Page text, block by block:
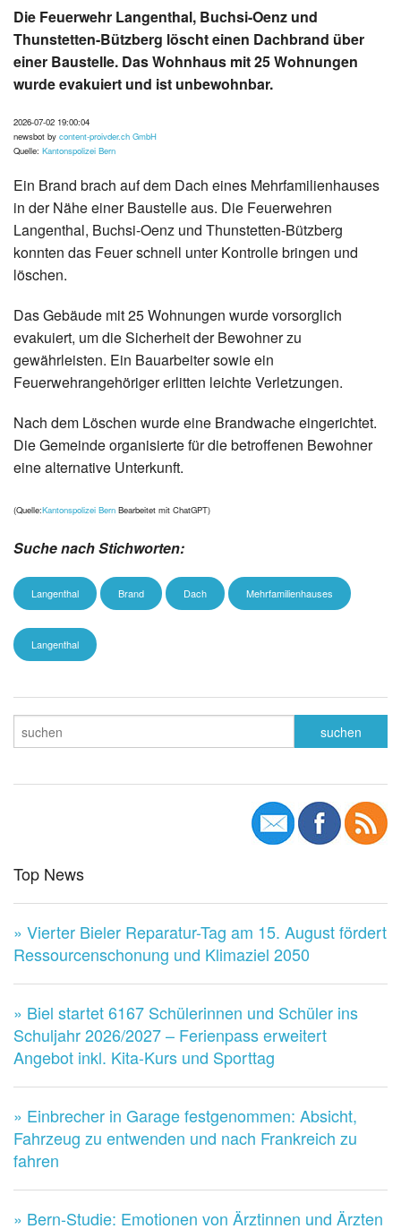
Die Feuerwehr Langenthal, Buchsi-Oenz und
Thunstetten-Bützberg löscht einen Dachbrand über
einer Baustelle. Das Wohnhaus mit 25 Wohnungen
wurde evakuiert und ist unbewohnbar.
2026-07-02 19:00:04
newsbot by content-proivder.ch GmbH
Quelle: Kantonspolizei Bern
Ein Brand brach auf dem Dach eines Mehrfamilienhauses
in der Nähe einer Baustelle aus. Die Feuerwehren
Langenthal, Buchsi-Oenz und Thunstetten-Bützberg
konnten das Feuer schnell unter Kontrolle bringen und
löschen.
Das Gebäude mit 25 Wohnungen wurde vorsorglich
evakuiert, um die Sicherheit der Bewohner zu
gewährleisten. Ein Bauarbeiter sowie ein
Feuerwehrangehöriger erlitten leichte Verletzungen.
Nach dem Löschen wurde eine Brandwache eingerichtet.
Die Gemeinde organisierte für die betroffenen Bewohner
eine alternative Unterkunft.
(Quelle:Kantonspolizei Bern Bearbeitet mit ChatGPT)
Suche nach Stichworten:
Langenthal Brand Dach Mehrfamilienhauses
Langenthal
Top News
» Vierter Bieler Reparatur-Tag am 15. August fördert
Ressourcenschonung und Klimaziel 2050
» Biel startet 6167 Schülerinnen und Schüler ins
Schuljahr 2026/2027 – Ferienpass erweitert
Angebot inkl. Kita-Kurs und Sporttag
» Einbrecher in Garage festgenommen: Absicht,
Fahrzeug zu entwenden und nach Frankreich zu
fahren
» Bern-Studie: Emotionen von Ärztinnen und Ärzten